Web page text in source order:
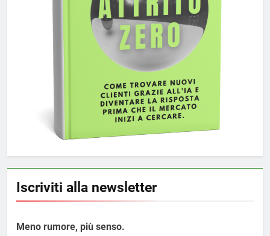
Iscriviti alla newsletter
Meno rumore, più senso.